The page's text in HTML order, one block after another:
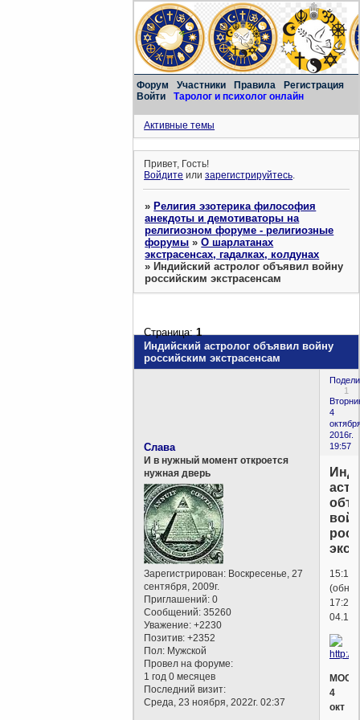
Форум Участники Правила
Регистрация
Войти
Таролог и психолог онлайн
Активные темы
Привет, Гость!
Войдите илизарегистрируйтесь.
»Религия эзотерика философия
анекдоты и демотиваторы на
религиозном форуме - религиозные
форумы »О шарлатанах
экстрасенсах, гадалках, колдунах
»Индийский астролог объявил войну
российским экстрасенсам
Индийский астролог объявил войну
российским экстрасенсам
Страница:1
1
4
2016г.
19:57
Слава
И в нужный момент откроется
нужная дверь
Зарегистрирован: Воскресенье, 27
сентября, 2009г.
Приглашений: 0
Сообщений: 35260
Уважение: +2230
Позитив: +2352
Пол: Мужской
Провел на форуме:
1 год 0 месяцев
Последний визит:
Среда, 23 ноября, 2022г. 02:37
17:27
4
окт